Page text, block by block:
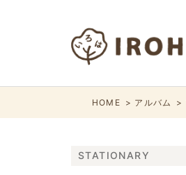
HOME アルバム
STATIONARY